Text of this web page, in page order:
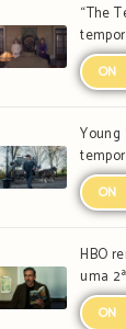
“The
ON
Young
ON
HBO
uma
ON